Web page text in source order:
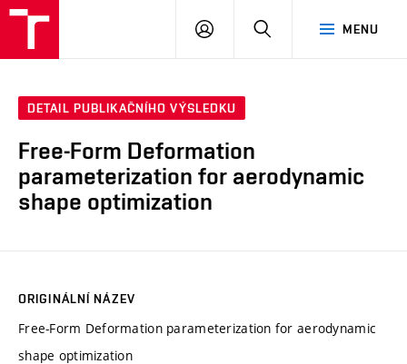
MENU
PŘIHLÁSIT
DETAIL PUBLIKAČNÍHO VÝSLEDKU
Free-Form Deformation
parameterization for aerodynamic
shape optimization
ORIGINÁLNÍ NÁZEV
Free-Form Deformation parameterization for aerodynamic
shape optimization